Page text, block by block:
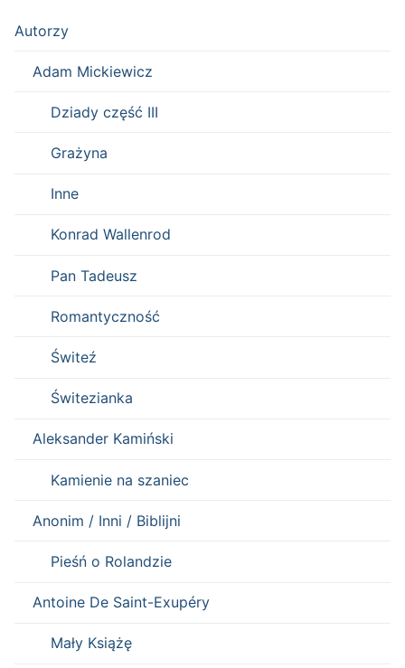
Autorzy
Adam Mickiewicz
Dziady część III
Grażyna
Inne
Konrad Wallenrod
Pan Tadeusz
Romantyczność
Świteź
Świtezianka
Aleksander Kamiński
Kamienie na szaniec
Anonim / Inni / Biblijni
Pieśń o Rolandzie
Antoine De Saint-Exupéry
Mały Książę